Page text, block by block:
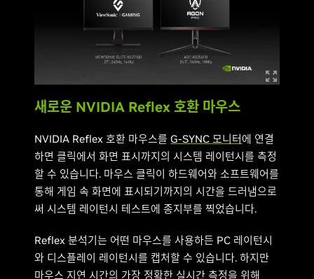
새로운 NVIDIA Reflex 호환 마우스
NVIDIA Reflex 호환 마우스를 G-SYNC 모니터에 연결
하면 클릭에서 화면 표시까지의 시스템 레이턴시를 측정
할 수 있습니다. 마우스 클릭이 하드웨어와 소프트웨어를
통해 게임 속 화면에 표시되기까지의 시간을 드러냄으로
써 시스템 레이턴시 테스트에 종지부를 찍었습니다.
Reflex 분석기는 어떤 마우스를 사용하든 PC 레이턴시
와 디스플레이 레이턴시를 캡처할 수 있습니다. 하지만
마우스 지연 시간의 가장 정확한 실시간 측정을 위해